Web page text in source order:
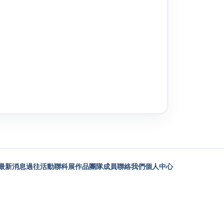
新消息過往活動聯科展作品團隊成員聯絡我們個人中心